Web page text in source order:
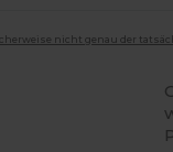
nicht genau der